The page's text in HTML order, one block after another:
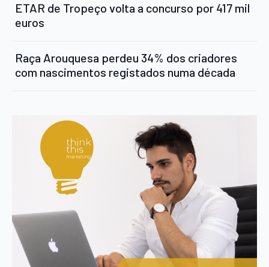
ETAR de Tropeço volta a concurso por 417 mil
euros
Raça Arouquesa perdeu 34% dos criadores
com nascimentos registados numa década